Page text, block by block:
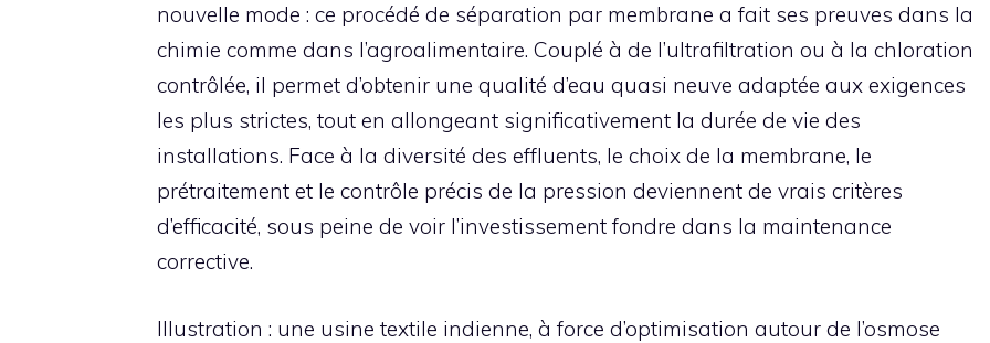
nouvelle mode : ce procédé de séparation par membrane a fait ses preuves dans la
chimie comme dans l’agroalimentaire. Couplé à de l’ultrafiltration ou à la chloration
contrôlée, il permet d’obtenir une qualité d’eau quasi neuve adaptée aux exigences
les plus strictes, tout en allongeant significativement la durée de vie des
installations. Face à la diversité des effluents, le choix de la membrane, le
prétraitement et le contrôle précis de la pression deviennent de vrais critères
d’efficacité, sous peine de voir l’investissement fondre dans la maintenance
corrective.
Illustration : une usine textile indienne, à force d’optimisation autour de l’osmose